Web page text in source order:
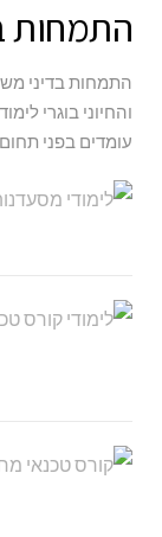
התמחות
התמחות בדיני
והחיוני בוגרי
עומדים בפני